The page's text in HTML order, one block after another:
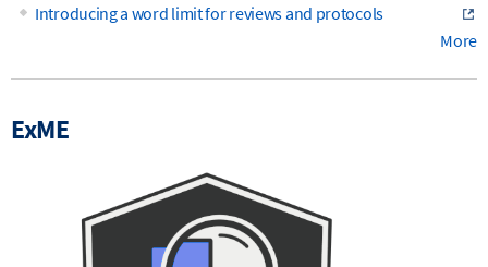
Introducing a word limit for reviews and protocols
More
ExME